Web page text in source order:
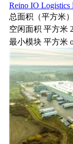
Reino IO Logistics
总面积（平方米）
空闲面积 平方米
最小模块 平方米